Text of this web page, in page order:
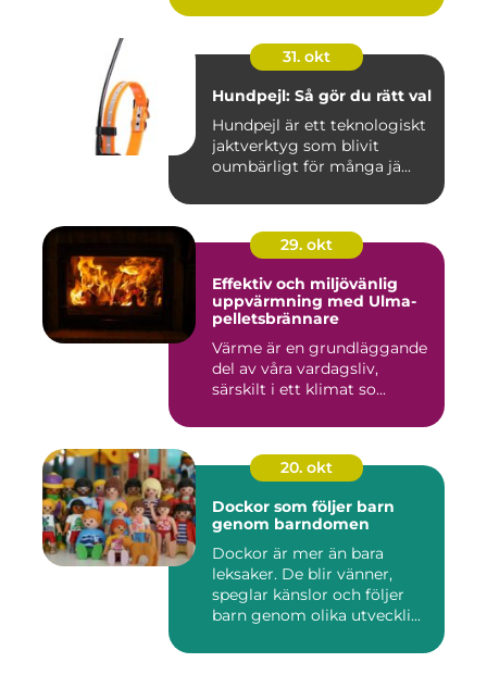
31. okt
Hundpejl: Så gör du rätt val
Hundpejl är ett teknologiskt
jaktverktyg som blivit
oumbärligt för många jä...
29. okt
Effektiv och miljövänlig
uppvärmning med Ulma-
pelletsbrännare
Värme är en grundläggande
del av våra vardagsliv,
särskilt i ett klimat so...
20. okt
Dockor som följer barn
genom barndomen
Dockor är mer än bara
leksaker. De blir vänner,
speglar känslor och följer
barn genom olika utveckli...